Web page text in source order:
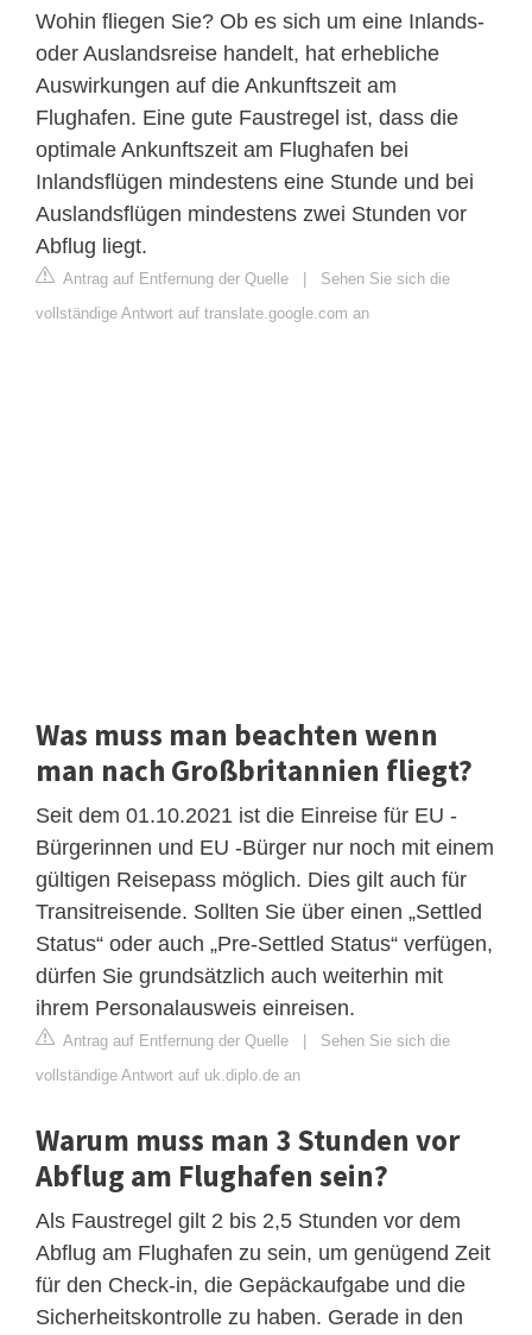
Wohin fliegen Sie? Ob es sich um eine Inlands-
oder Auslandsreise handelt, hat erhebliche
Auswirkungen auf die Ankunftszeit am
Flughafen. Eine gute Faustregel ist, dass die
optimale Ankunftszeit am Flughafen bei
Inlandsflügen mindestens eine Stunde und bei
Auslandsflügen mindestens zwei Stunden vor
Abflug liegt.
Antrag auf Entfernung der Quelle | Sehen Sie sich die
vollständige Antwort auf translate.google.com an
Was muss man beachten wenn
man nach Großbritannien fliegt?
Seit dem 01.10.2021 ist die Einreise für EU -
Bürgerinnen und EU -Bürger nur noch mit einem
gültigen Reisepass möglich. Dies gilt auch für
Transitreisende. Sollten Sie über einen „Settled
Status“ oder auch „Pre-Settled Status“ verfügen,
dürfen Sie grundsätzlich auch weiterhin mit
ihrem Personalausweis einreisen.
Antrag auf Entfernung der Quelle | Sehen Sie sich die
vollständige Antwort auf uk.diplo.de an
Warum muss man 3 Stunden vor
Abflug am Flughafen sein?
Als Faustregel gilt 2 bis 2,5 Stunden vor dem
Abflug am Flughafen zu sein, um genügend Zeit
für den Check-in, die Gepäckaufgabe und die
Sicherheitskontrolle zu haben. Gerade in den